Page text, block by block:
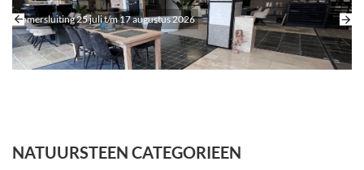
Zomersluiting 25 juli t/m 17 augustus 2026
NATUURSTEEN CATEGORIEEN